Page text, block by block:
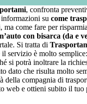
, confronta
su come
come fare per
con bisarca (da e
Si tratta di
è molto
si potrà inoltrare la
dato che risulta molto
compagnia di
web e ottieni subito il tuo